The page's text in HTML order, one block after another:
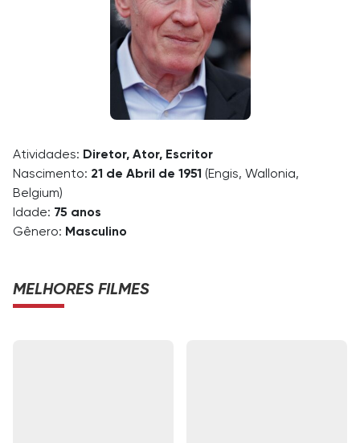
Atividades: Diretor, Ator, Escritor
Nascimento: 21 de Abril de 1951 (Engis, Wallonia,
Belgium)
Idade: 75 anos
Gênero: Masculino
MELHORES FILMES